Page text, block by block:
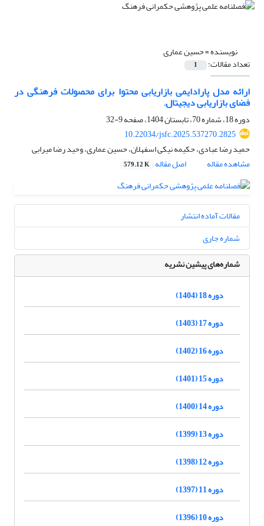
نویسنده =حسین عماری
تعداد مقالات: 1
ارائه مدل پارادایمی بازاریابی محتوا برای محصولات فرهنگی در
فضای بازاریابی دیجیتال.
دوره 18، شماره 70، تابستان 1404، صفحه
9-32
10.22034/jsfc.2025.537270.2825
حمید رضا عبادی، حکیمه نیکی اسفهلان، حسین عماری، وحید رضا میرابی
مشاهده مقاله
اصل مقاله 579.12 K
مقالات آماده انتشار
شماره جاری
شماره‌های پیشین نشریه
دوره 18 (1404)
دوره 17 (1403)
دوره 16 (1402)
دوره 15 (1401)
دوره 14 (1400)
دوره 13 (1399)
دوره 12 (1398)
دوره 11 (1397)
دوره 10 (1396)